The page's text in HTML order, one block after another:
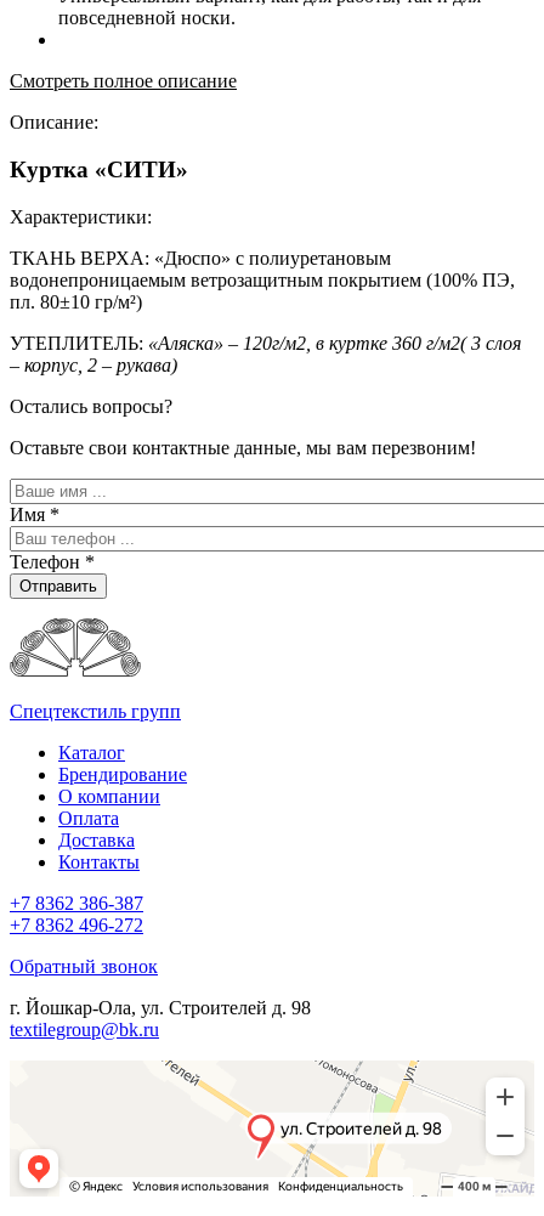
повседневной носки.
Смотреть полное описание
Описание:
Куртка «СИТИ»
Характеристики:
ТКАНЬ ВЕРХА: «Дюспо» с полиуретановым
водонепроницаемым ветрозащитным покрытием (100% ПЭ,
пл. 80±10 гр/м²)
УТЕПЛИТЕЛЬ: «Аляска» – 120г/м2, в куртке 360 г/м2( 3 слоя
– корпус, 2 – рукава)
Остались вопросы?
Оставьте свои контактные данные, мы вам перезвоним!
Имя *
Телефон *
Отправить
Спецтекстиль групп
Каталог
Брендирование
О компании
Оплата
Доставка
Контакты
+7 8362 386-387
+7 8362 496-272
Обратный звонок
г. Йошкар-Ола, ул. Строителей д. 98
textilegroup@bk.ru